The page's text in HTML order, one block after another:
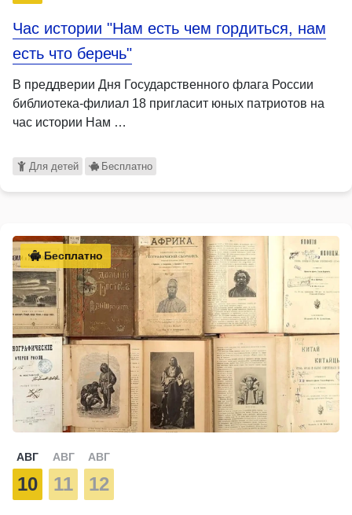
Час истории "Нам есть чем гордиться, нам
есть что беречь"
В преддверии Дня Государственного флага России
библиотека-филиал 18 пригласит юных патриотов на
час истории Нам …
Для детей Бесплатно
Бесплатно
АВГ
10
АВГ
11
АВГ
12